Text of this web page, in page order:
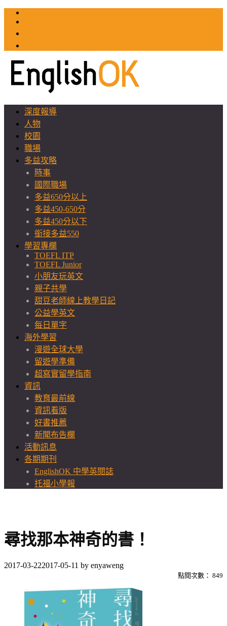
深度報導
人物
校園
職場
多益攻略
時事
國際職場
多益650分以上
多益450-650分
多益450分以下
銜接多益550
學習專欄
TOEFL ITP
TOEFL Junior
小朋友玩英文
親子共學
甜豆老師線上教學日記
公益學英文
每日單字
海外學習
漫遊全球大學
留遊學準備
超寫實留學指南
資訊
教育最前線
資訊看版
好書推薦
新聞布告欄
活動訊息
各期期刊
EnglishOK 中學英閱誌
托福小學報
尋找那本神奇的書！
2017-03-222017-05-11 by enyaweng
點閱次數： 849